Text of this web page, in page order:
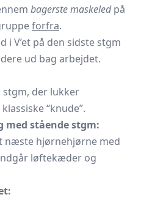
bagerste maskeledpå
forfra.
i V’et på den sidste stgm
ud bag arbejdet.
stgm, der lukker
“knude”.
stående stgm:
næste hjørnehjørne med
løftekæder og